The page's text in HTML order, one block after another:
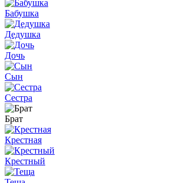
Бабушка
Дедушка
Дочь
Сын
Сестра
Брат
Крестная
Крестный